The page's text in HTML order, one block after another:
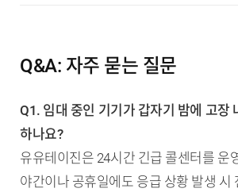
Q&A: 자주 묻는 질문
Q1. 임대 중인 기기가 갑자기 밤에 고장
하나요?
유유테이진은 24시간 긴급 콜센터를 운
야간이나 공휴일에도 응급 상황 발생 시